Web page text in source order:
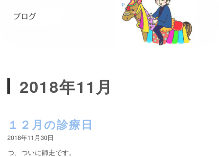
2018年11月
１２月の診療日
2018年11月30日
つ、ついに師走です。